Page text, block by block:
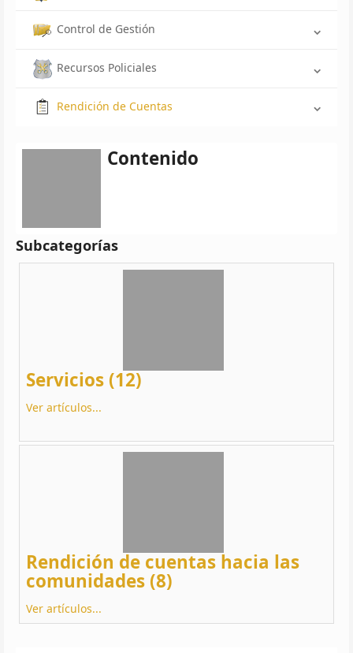
Control de Gestión
Recursos Policiales
Rendición de Cuentas
Contenido
Subcategorías
Servicios (12)
Ver artículos...
Rendición de cuentas hacia las
comunidades (8)
Ver artículos...